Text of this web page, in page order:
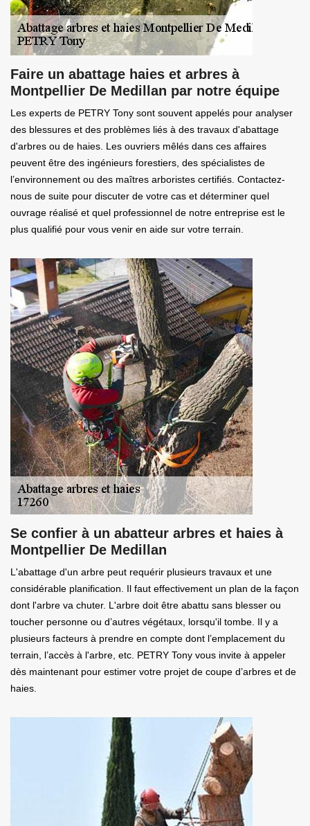
Faire un abattage haies et arbres à
Montpellier De Medillan par notre équipe
Les experts de PETRY Tony sont souvent appelés pour analyser
des blessures et des problèmes liés à des travaux d'abattage
d'arbres ou de haies. Les ouvriers mêlés dans ces affaires
peuvent être des ingénieurs forestiers, des spécialistes de
l’environnement ou des maîtres arboristes certifiés. Contactez-
nous de suite pour discuter de votre cas et déterminer quel
ouvrage réalisé et quel professionnel de notre entreprise est le
plus qualifié pour vous venir en aide sur votre terrain.
Se confier à un abatteur arbres et haies à
Montpellier De Medillan
L'abattage d'un arbre peut requérir plusieurs travaux et une
considérable planification. Il faut effectivement un plan de la façon
dont l'arbre va chuter. L'arbre doit être abattu sans blesser ou
toucher personne ou d’autres végétaux, lorsqu'il tombe. Il y a
plusieurs facteurs à prendre en compte dont l’emplacement du
terrain, l’accès à l'arbre, etc. PETRY Tony vous invite à appeler
dès maintenant pour estimer votre projet de coupe d’arbres et de
haies.